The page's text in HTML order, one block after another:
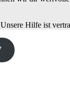
Hilfe ist